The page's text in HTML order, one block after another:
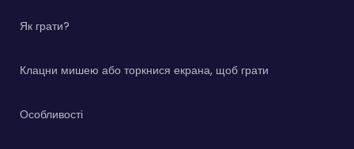
Як грати?
Клацни мишею або торкнися екрана, щоб грати
Особливості